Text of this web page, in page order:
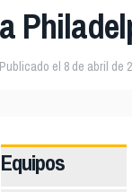
Publicado el 8 de abril de
Equipos